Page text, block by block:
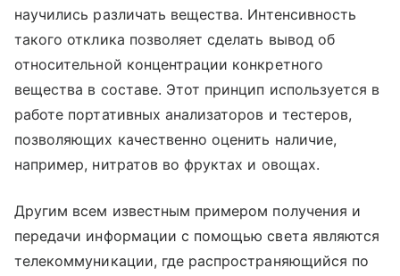
научились различать вещества. Интенсивность
такого отклика позволяет сделать вывод об
относительной концентрации конкретного
вещества в составе. Этот принцип используется в
работе портативных анализаторов и тестеров,
позволяющих качественно оценить наличие,
например, нитратов во фруктах и овощах.
Другим всем известным примером получения и
передачи информации с помощью света являются
телекоммуникации, где распространяющийся по